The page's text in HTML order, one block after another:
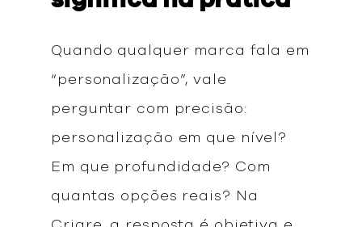
Quando qualquer marca fala em
“personalização”, vale
perguntar com precisão:
personalização em que nível?
Em que profundidade? Com
quantas opções reais? Na